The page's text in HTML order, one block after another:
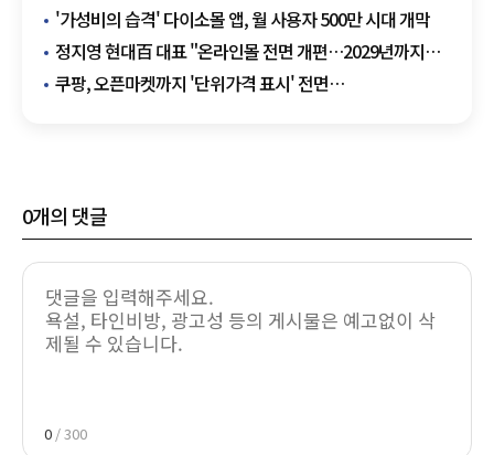
트랙으로 '변신'
'가성비의 습격' 다이소몰 앱, 월 사용자 500만 시대 개막
정지영 현대百 대표 "온라인몰 전면 개편…2029년까지
부산·광주 신규 출점"
쿠팡, 오픈마켓까지 '단위가격 표시' 전면
0개의 댓글
0 / 300